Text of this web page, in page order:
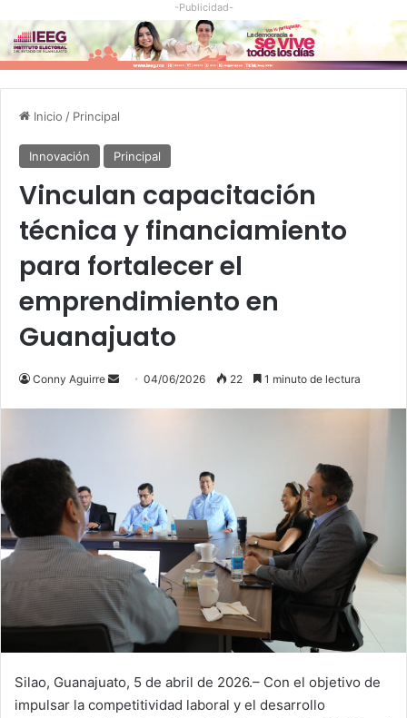
-Publicidad-
Inicio / Principal
Innovación Principal
Vinculan capacitación
técnica y financiamiento
para fortalecer el
emprendimiento en
Guanajuato
Conny Aguirre
Send04/06/2026 22 1 minuto de lectura
Silao, Guanajuato, 5 de abril de 2026.– Con el objetivo de
impulsar la competitividad laboral y el desarrollo